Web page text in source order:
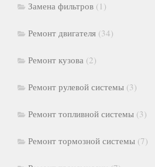
Замена фильтров (1)
Ремонт двигателя (34)
Ремонт кузова (2)
Ремонт рулевой системы (3)
Ремонт топливной системы (3)
Ремонт тормозной системы (7)